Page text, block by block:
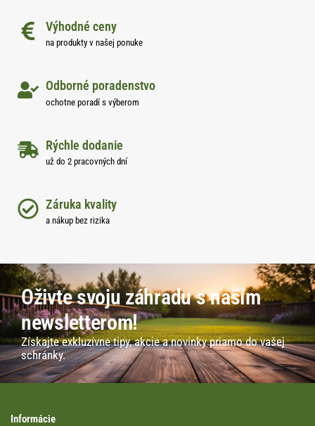
Výhodné ceny
na produkty v našej ponuke
Odborné poradenstvo
ochotne poradí s výberom
Rýchle dodanie
už do 2 pracovných dní
Záruka kvality
a nákup bez rizika
Oživte svoju záhradu s naším
newsletterom!
Získajte exkluzívne tipy, akcie a novinky priamo do vašej
schránky.
Informácie